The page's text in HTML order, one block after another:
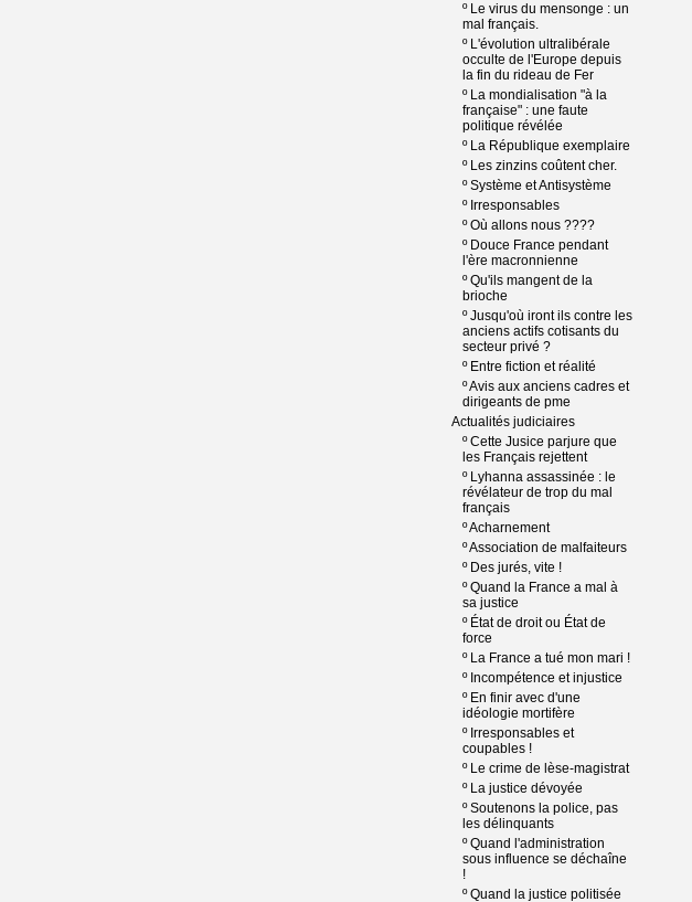
º Le virus du mensonge : un
mal français.
º L'évolution ultralibérale
occulte de l'Europe depuis
la fin du rideau de Fer
º La mondialisation "à la
française" : une faute
politique révélée
º La République exemplaire
º Les zinzins coûtent cher.
ºSystème et Antisystème
º Irresponsables
ºOù allons nous ????
º Douce France pendant
l'ère macronnienne
ºQu'ils mangent de la
brioche
ºJusqu'où iront ils contre les
anciens actifs cotisants du
secteur privé ?
º Entre fiction et réalité
ºAvis aux anciens cadres et
dirigeants de pme
Actualités judiciaires
ºCette Jusice parjure que
les Français rejettent
º Lyhanna assassinée : le
révélateur de trop du mal
français
ºAcharnement
ºAssociation de malfaiteurs
º Des jurés, vite !
ºQuand la France a mal à
sa justice
º État de droit ou État de
force
º La France a tué mon mari !
º Incompétence et injustice
º En finir avec d'une
idéologie mortifère
º Irresponsables et
coupables !
º Le crime de lèse-magistrat
º La justice dévoyée
ºSoutenons la police, pas
les délinquants
ºQuand l'administration
sous influence se déchaîne
!
ºQuand la justice politisée